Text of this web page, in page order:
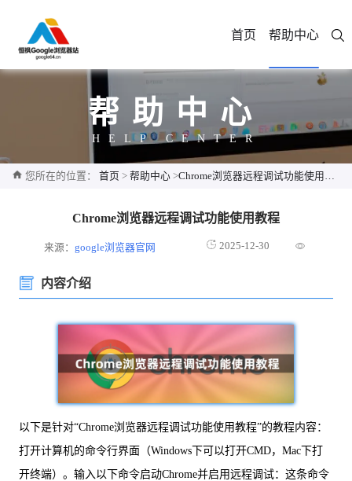
首页 帮助中心
帮助中心
HELP CENTER
您所在的位置： 首页 > 帮助中心 >Chrome浏览器远程调试功能使用教程
Chrome浏览器远程调试功能使用教程
来源：google浏览器官网 2025-12-30
内容介绍
以下是针对“Chrome浏览器远程调试功能使用教程”的教程内容：
打开计算机的命令行界面（Windows下可以打开CMD，Mac下打
开终端）。输入以下命令启动Chrome并启用远程调试：这条命令